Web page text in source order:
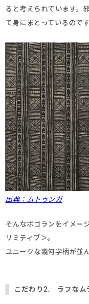
ると考えられています。
て身にまとっているのです
出典：ムトゥンガ
そんなボゴランをイメー
リミティブ＞。
ユニークな幾何学柄が並
こだわり2. ラフなム